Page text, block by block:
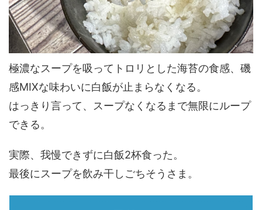
極濃なスープを吸ってトロリとした海苔の食感、磯
感MIXな味わいに白飯が止まらなくなる。
はっきり言って、スープなくなるまで無限にループ
できる。
実際、我慢できずに白飯2杯食った。
最後にスープを飲み干しごちそうさま。